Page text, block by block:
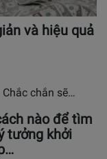
và hiệu quả
chắn sẽ…
nào để tìm
tưởng khởi